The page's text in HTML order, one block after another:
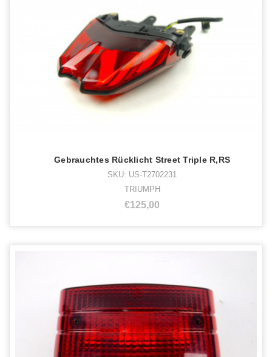
Gebrauchtes Rücklicht Street Triple R,RS
SKU: US-T2702231
TRIUMPH
€125,00